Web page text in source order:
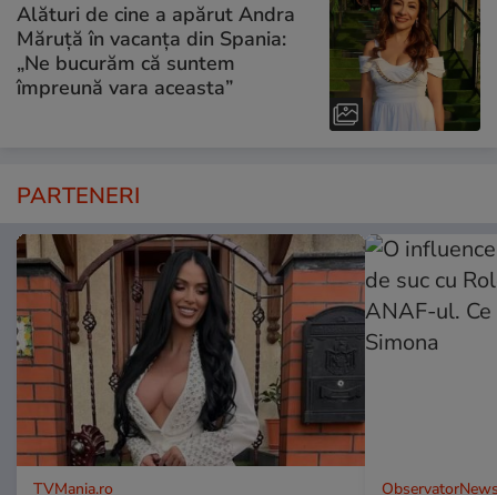
Alături de cine a apărut Andra
Măruță în vacanța din Spania:
„Ne bucurăm că suntem
împreună vara aceasta”
PARTENERI
TVMania.ro